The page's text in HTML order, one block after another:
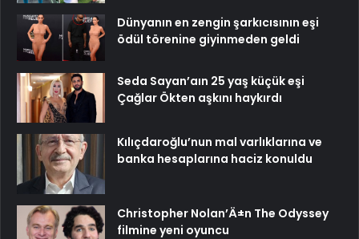
Dünyanın en zengin şarkıcısının eşi
ödül törenine giyinmeden geldi
Seda Sayan’aın 25 yaş küçük eşi
Çağlar Ökten aşkını haykırdı
Kılıçdaroğlu’nun mal varlıklarına ve
banka hesaplarına haciz konuldu
Christopher Nolan’Ä±n The Odyssey
filmine yeni oyuncu